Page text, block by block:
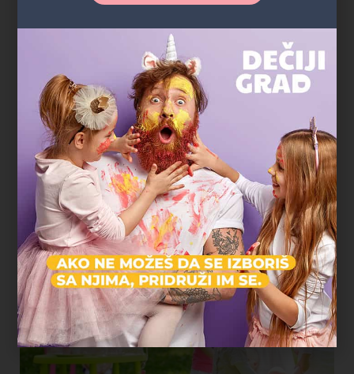
blizu naše zgrade, deca su se igrala satima, a
komšije i prijatelji su mogli lako da nam se
pridruže. Baš jednostavno, opušteno i bez stresa."
Marko R.
tatasaurus